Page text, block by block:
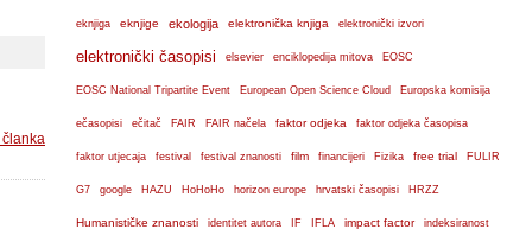
eknjiga eknjige ekologija elektronička knjiga elektronički izvori
elektronički časopisi elsevier enciklopedija mitova EOSC
EOSC National Tripartite Event European Open Science Cloud Europska komisija
ečasopisi ečitač FAIR FAIR načela faktor odjeka faktor odjeka časopisa
faktor utjecaja festival festival znanosti film financijeri Fizika free trial FULIR
G7 google HAZU HoHoHo horizon europe hrvatski časopisi HRZZ
Humanističke znanosti identitet autora IF IFLA impact factor indeksiranost